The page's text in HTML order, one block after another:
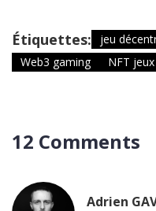
Étiquettes: jeu
Web3 gaming
NFT jeux
12 Comments
Adrien